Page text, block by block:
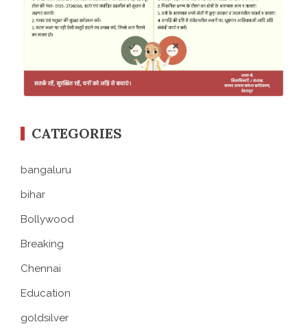
CATEGORIES
bangaluru
bihar
Bollywood
Breaking
Chennai
Education
goldsilver